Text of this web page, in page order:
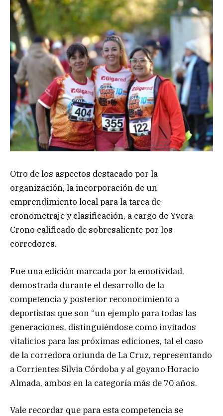
Otro de los aspectos destacado por la
organización, la incorporación de un
emprendimiento local para la tarea de
cronometraje y clasificación, a cargo de Yvera
Crono calificado de sobresaliente por los
corredores.
Fue una edición marcada por la emotividad,
demostrada durante el desarrollo de la
competencia y posterior reconocimiento a
deportistas que son “un ejemplo para todas las
generaciones, distinguiéndose como invitados
vitalicios para las próximas ediciones, tal el caso
de la corredora oriunda de La Cruz, representando
a Corrientes Silvia Córdoba y al goyano Horacio
Almada, ambos en la categoría más de 70 años.
Vale recordar que para esta competencia se